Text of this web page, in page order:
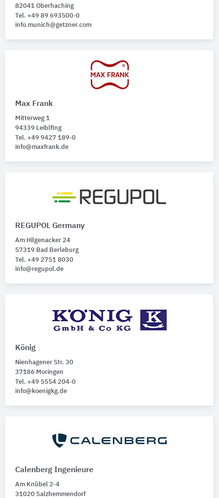
82041 Oberhaching
Tel. +49 89 693500-0
info.munich@getzner.com
Max Frank
Mitterweg 1
94339 Leiblfing
Tel. +49 9427 189-0
info@maxfrank.de
REGUPOL Germany
Am Hilgenacker 24
57319 Bad Berleburg
Tel. +49 2751 8030
info@regupol.de
König
Nienhagener Str. 30
37186 Moringen
Tel. +49 5554 204-0
info@koenigkg.de
Calenberg Ingenieure
Am Knübel 2-4
31020 Salzhemmendorf